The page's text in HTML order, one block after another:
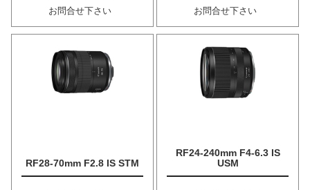
お問合せ下さい
お問合せ下さい
RF28-70mm F2.8 IS STM
RF24-240mm F4-6.3 IS
USM